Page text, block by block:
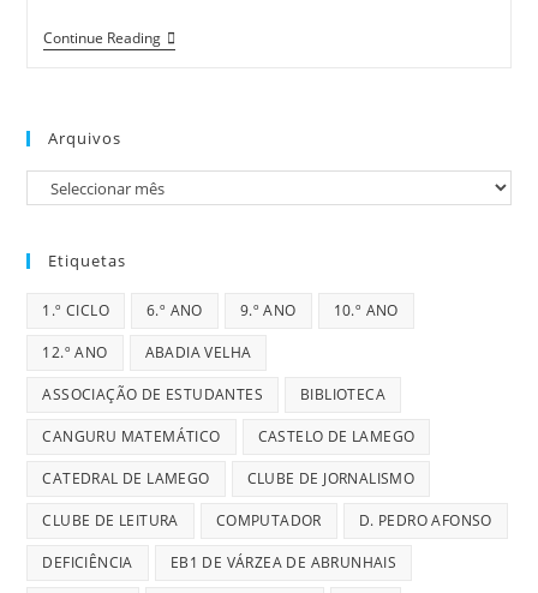
Continue Reading5.ª
Conferência
Arquivos
Arquivos
Etiquetas
1.º CICLO 6.º ANO 9.º ANO 10.º ANO
12.º ANO ABADIA VELHA
ASSOCIAÇÃO DE ESTUDANTES BIBLIOTECA
CANGURU MATEMÁTICO CASTELO DE LAMEGO
CATEDRAL DE LAMEGO CLUBE DE JORNALISMO
CLUBE DE LEITURA COMPUTADOR D. PEDRO AFONSO
DEFICIÊNCIA EB1 DE VÁRZEA DE ABRUNHAIS